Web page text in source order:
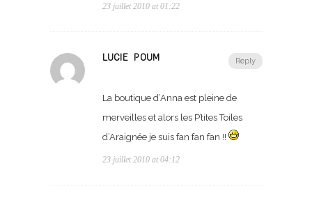
23 juillet 2010 at 01:22
Reply
LUCIE POUM
La boutique d’Anna est pleine de
merveilles et alors les P’tites Toiles
d’Araignée je suis fan fan fan !!
23 juillet 2010 at 04:12